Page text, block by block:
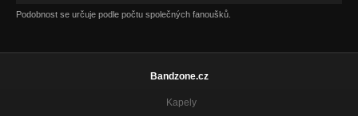
Podobnost se určuje podle počtu společných fanoušků.
Bandzone.cz
Kapely